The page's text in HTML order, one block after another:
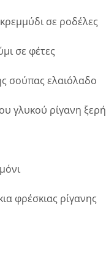
σε ροδέλες
σε φέτες
σούπας ελαιόλαδο
γλυκού ρίγανη ξερή
φρέσκιας ρίγανης